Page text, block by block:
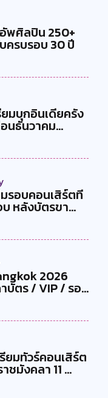
พศิลปิน 250+
ครบรอบ 30 ปี
มบุกอินเดียครั้ง
นธันวาคม...
รอบคอนเสิร์ตที่
หลังบัตรขา...
2026
บัตร / VIP / รอบ
ยมทัวร์คอนเสิร์ต
ชมังคลา 11 ...